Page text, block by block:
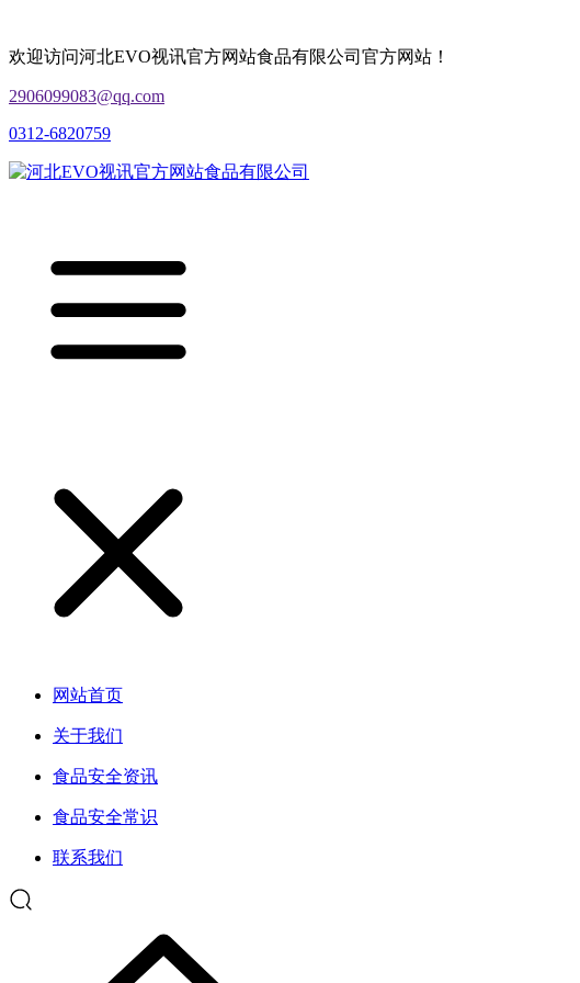
欢迎访问河北EVO视讯官方网站食品有限公司官方网站！
2906099083@qq.com
0312-6820759
网站首页
关于我们
食品安全资讯
食品安全常识
联系我们